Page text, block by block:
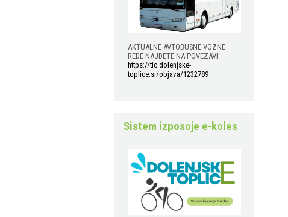
AKTUALNE AVTOBUSNE VOZNE
REDE NAJDETE NA POVEZAVI:
https://tic.dolenjske-
toplice.si/objava/1232789
Sistem izposoje e-koles